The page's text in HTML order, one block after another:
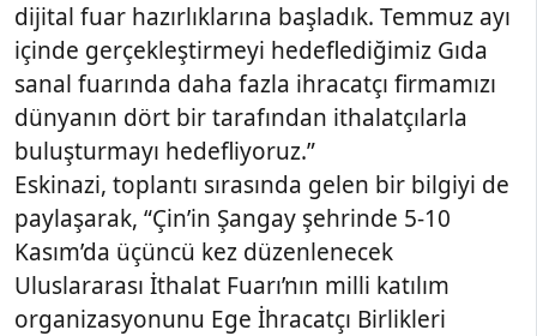
dijital fuar hazırlıklarına başladık. Temmuz ayı
içinde gerçekleştirmeyi hedeflediğimiz Gıda
sanal fuarında daha fazla ihracatçı firmamızı
dünyanın dört bir tarafından ithalatçılarla
buluşturmayı hedefliyoruz.”
Eskinazi, toplantı sırasında gelen bir bilgiyi de
paylaşarak, “Çin’in Şangay şehrinde 5-10
Kasım’da üçüncü kez düzenlenecek
Uluslararası İthalat Fuarı’nın milli katılım
organizasyonunu Ege İhracatçı Birlikleri